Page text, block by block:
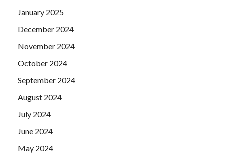
January 2025
December 2024
November 2024
October 2024
September 2024
August 2024
July 2024
June 2024
May 2024